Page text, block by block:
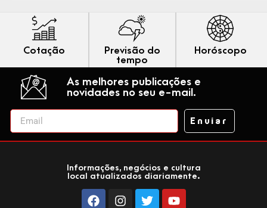
Cotação
Previsão do
tempo
Horóscopo
As melhores publicações e
novidades no seu e-mail.
Enviar
Informações, negócios e cultura
local atualizados diariamente.